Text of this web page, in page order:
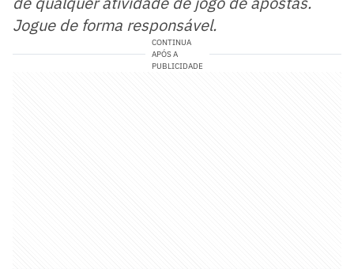
Jogue de forma responsável.
CONTINUA
APÓS A
PUBLICIDADE